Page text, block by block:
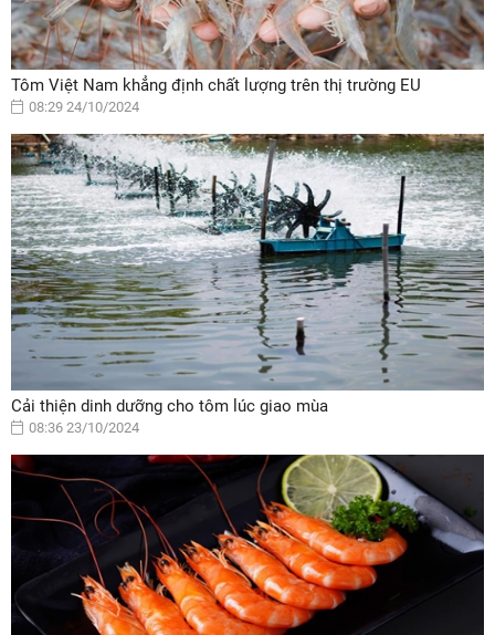
Tôm Việt Nam khẳng định chất lượng trên thị trường EU
08:29 24/10/2024
Cải thiện dinh dưỡng cho tôm lúc giao mùa
08:36 23/10/2024